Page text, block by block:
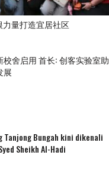
量打造宜居社区
舍启用 首长: 创客实验室助
展
Tanjong Bungah kini dikenali
Sheikh Al-Hadi